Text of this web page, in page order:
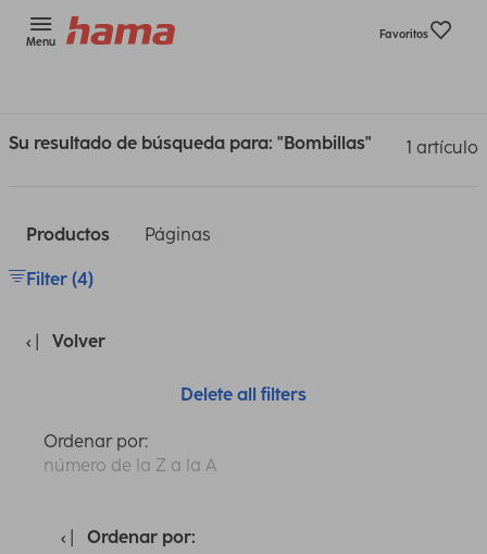
Menu
Favoritos
Su resultado de búsqueda para: "Bombillas" 1 artículo
Productos Páginas
Filter (4)
Volver
Delete all filters
Ordenar por:
número de la Z a la A
Ordenar por: